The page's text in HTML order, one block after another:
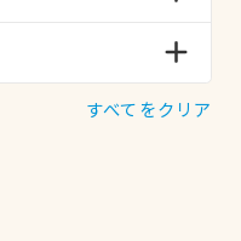
すべてをクリア